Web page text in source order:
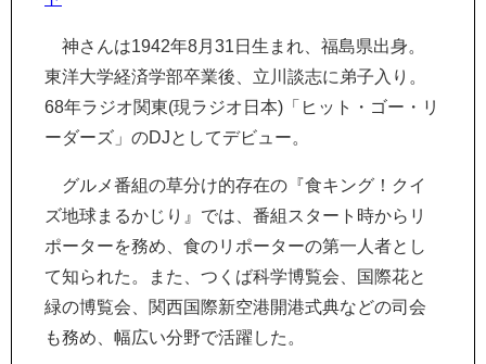
神さんは1942年8月31日生まれ、福島県出身。
東洋大学経済学部卒業後、立川談志に弟子入り。
68年ラジオ関東(現ラジオ日本)「ヒット・ゴー・リ
ーダーズ」のDJとしてデビュー。
グルメ番組の草分け的存在の『食キング！クイ
ズ地球まるかじり』では、番組スタート時からリ
ポーターを務め、食のリポーターの第一人者とし
て知られた。また、つくば科学博覧会、国際花と
緑の博覧会、関西国際新空港開港式典などの司会
も務め、幅広い分野で活躍した。